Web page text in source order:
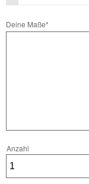
Pflichtfeld
Deine Maße*
Anzahl